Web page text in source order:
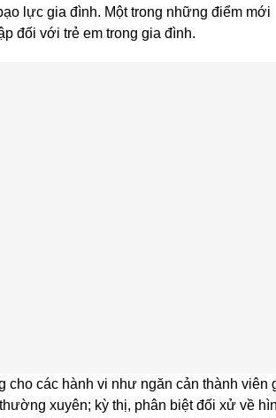
lực gia đình. Một trong những điểm mới
đối với trẻ em trong gia đình.
các hành vi như ngăn cản thành viên
xuyên; kỳ thị, phân biệt đối xử về